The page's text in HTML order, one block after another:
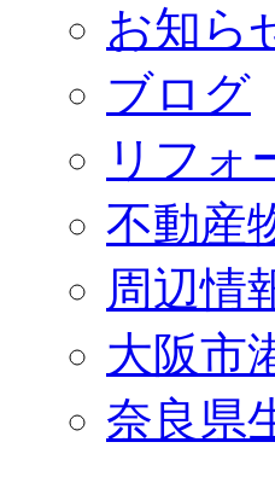
お知ら
ブログ
リフォ
不動産
周辺情
大阪市
奈良県